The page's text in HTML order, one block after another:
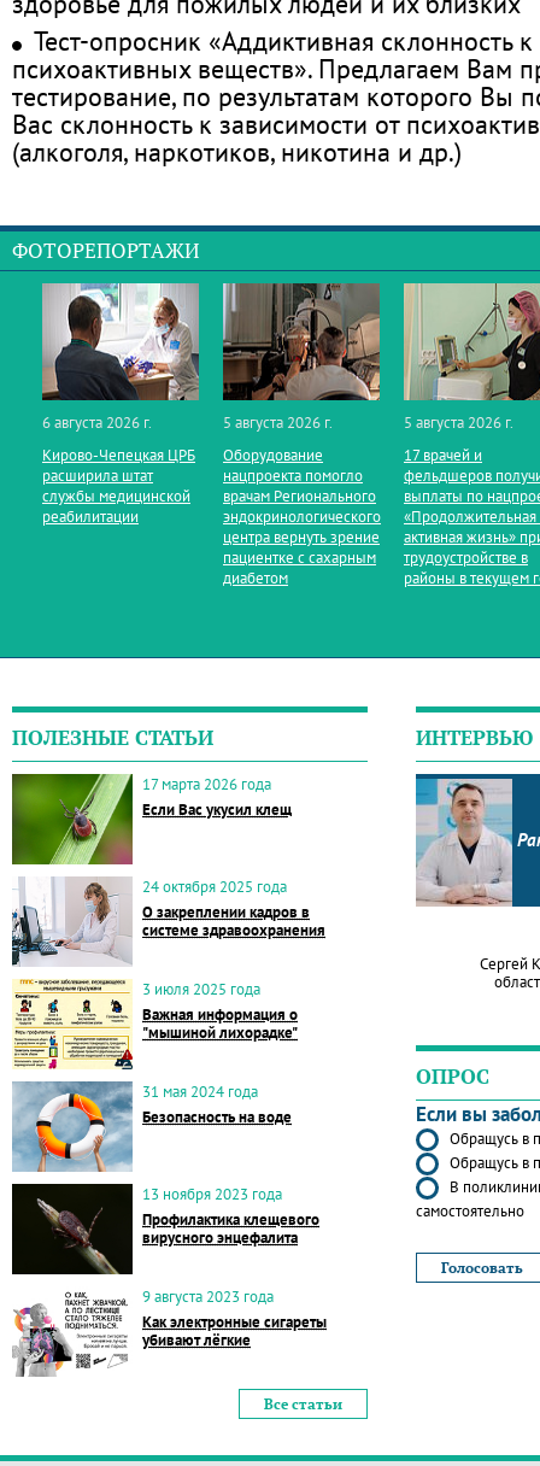
Тест-опросник «Аддиктивная склонность
психоактивных веществ». Предлагаем Вам
тестирование, по результатам которого Вы
Вас склонность к зависимости от
(алкоголя, наркотиков, никотина и др.)
ФОТОРЕПОРТАЖИ
6 августа 2026 г.
Кирово‑Чепецкая ЦРБ
расширила штат
службы медицинской
реабилитации
5 августа 2026 г.
Оборудование
нацпроекта помогло
врачам Регионального
эндокринологического
центра вернуть зрение
пациентке с сахарным
диабетом
5 августа 2026 г.
17 врачей и
фельдшеров
выплаты по
«Продолжительная
активная жизнь»
трудоустройстве в
районы в текущем
ПОЛЕЗНЫЕ СТАТЬИ
17 марта 2026 года
Если Вас укусил клещ
24 октября 2025 года
О закреплении кадров в
системе здравоохранения
3 июля 2025 года
Важная информация о
"мышиной лихорадке"
31 мая 2024 года
Безопасность на воде
13 ноября 2023 года
Профилактика клещевого
вирусного энцефалита
9 августа 2023 года
Как электронные сигареты
убивают лёгкие
Все статьи
ИНТЕРВЬЮ
Сергей
ОПРОС
Если вы
Обращусь в
Обращусь в
В
самостоятельно